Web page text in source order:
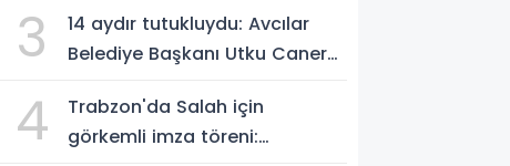
3
14 aydır tutukluydu: Avcılar
Belediye Başkanı Utku Caner
4
Trabzon'da Salah için
görkemli imza töreni: